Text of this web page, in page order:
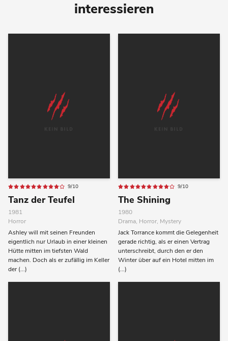
interessieren
9/10
Tanz der Teufel
1981
Horror
Ashley will mit seinen Freunden
eigentlich nur Urlaub in einer kleinen
Hütte mitten im tiefsten Wald
machen. Doch als er zufällig im Keller
der (...)
9/10
The Shining
1980
Drama, Horror, Mystery
Jack Torrance kommt die Gelegenheit
gerade richtig, als er einen Vertrag
unterschreibt, durch den er den
Winter über auf ein Hotel mitten im
(...)